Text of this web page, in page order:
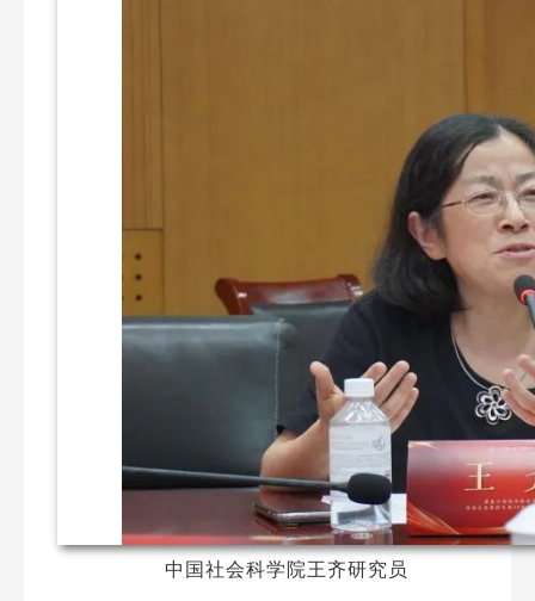
中国社会科学院王齐研究员